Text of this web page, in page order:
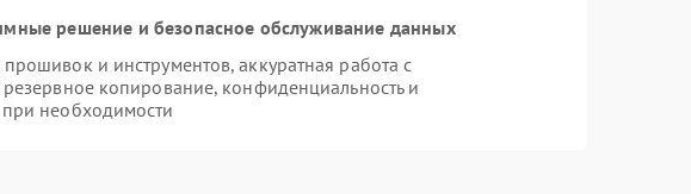
решение и безопасное обслуживание данных
и инструментов, аккуратная работа с
копирование, конфиденциальность и
необходимости